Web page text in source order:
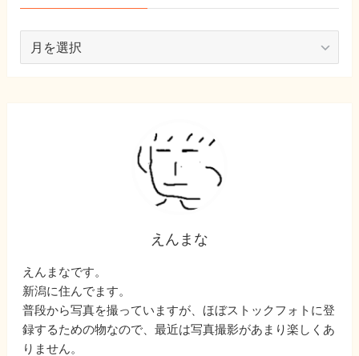
えんまな
えんまなです。
新潟に住んでます。
普段から写真を撮っていますが、ほぼストックフォトに登
録するための物なので、最近は写真撮影があまり楽しくあ
りません。